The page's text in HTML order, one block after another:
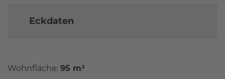
Eckdaten
Wohnfläche: 95 m²